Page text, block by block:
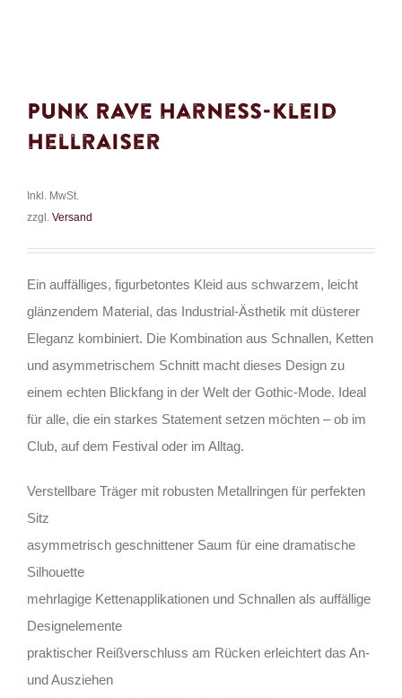
Punk Rave Harness-Kleid
Hellraiser
Inkl. MwSt.
zzgl. Versand
Ein auffälliges, figurbetontes Kleid aus schwarzem, leicht
glänzendem Material, das Industrial-Ästhetik mit düsterer
Eleganz kombiniert. Die Kombination aus Schnallen, Ketten
und asymmetrischem Schnitt macht dieses Design zu
einem echten Blickfang in der Welt der Gothic-Mode. Ideal
für alle, die ein starkes Statement setzen möchten – ob im
Club, auf dem Festival oder im Alltag.
Verstellbare Träger mit robusten Metallringen für perfekten
Sitz
asymmetrisch geschnittener Saum für eine dramatische
Silhouette
mehrlagige Kettenapplikationen und Schnallen als auffällige
Designelemente
praktischer Reißverschluss am Rücken erleichtert das An-
und Ausziehen